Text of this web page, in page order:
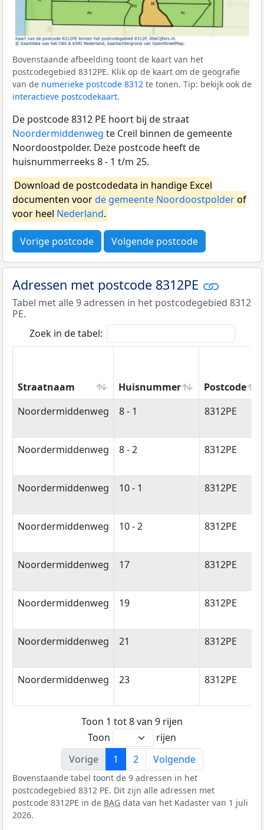
Bovenstaande afbeelding toont de kaart van het
postcodegebied 8312PE. Klik op de kaart om de geografie
van de numerieke postcode 8312 te tonen. Tip: bekijk ook de
interactieve postcodekaart.
De postcode 8312 PE hoort bij de straat
Noordermiddenweg te Creil binnen de gemeente
Noordoostpolder. Deze postcode heeft de
huisnummerreeks 8 - 1 t/m 25.
Download de postcodedata in handige Excel
documenten voorde gemeente Noordoostpolderof
voor heel Nederland.
Vorige postcode Volgende postcode
Adressen met postcode 8312PE
Tabel met alle 9 adressen in het postcodegebied 8312
PE.
Zoek in de tabel:
Straatnaam Huisnummer
Postcode
Straatnaam
Huisnummer Postcode
Noordermiddenweg 8 - 1 8312PE
Noordermiddenweg 8 - 2 8312PE
Noordermiddenweg 10 - 1 8312PE
Noordermiddenweg 10 - 2 8312PE
Noordermiddenweg 17 8312PE
Noordermiddenweg 19 8312PE
Noordermiddenweg 21 8312PE
Noordermiddenweg 23 8312PE
Toon 1 tot 8 van 9 rijen
Toon
rijen
Vorige
1 2 Volgende
Bovenstaande tabel toont de 9 adressen in het
postcodegebied 8312 PE. Dit zijn alle adressen met
postcode 8312PE in de BAG data van het Kadaster van 1 juli
2026.